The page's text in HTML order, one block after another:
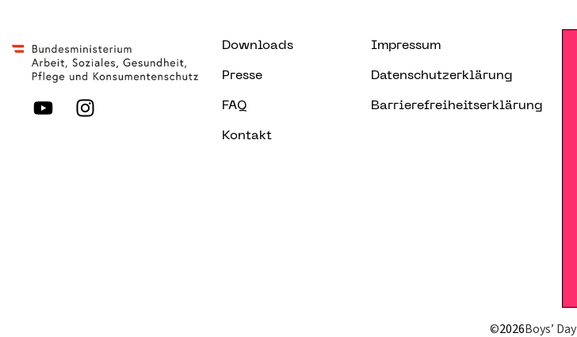
Downloads
Presse
FAQ
Kontakt
Impressum
Datenschutzerklärung
Barrierefreiheitserklärung
©2026Boys’ Day